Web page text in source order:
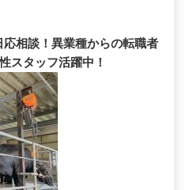
相談！異業種からの転職者
スタッフ活躍中！